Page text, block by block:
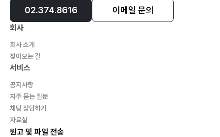
에디슨의 어머니가 받은 편지
돈에 대한 생각
메모는 망각의 안전장치
하늘이 알고 땅이 알고…
족발 하나, 술 한 잔으로 대풍을 바란다?
“대추 한 알도 그냥 열린 게 아니다”
아이들 소리가 시끄럽게 들린다고?
나의 기사회생기
때를 알고, 좋은 사람과 함께한다는 것
“남들도 우리처럼 서로 어여삐 여기고 사랑할까?”
02.374.8616 이메일 문의
회사
회사 소개
찾아오는 길
서비스
공지사항
자주 묻는 질문
채팅 상담하기
자료실
원고 및 파일 전송